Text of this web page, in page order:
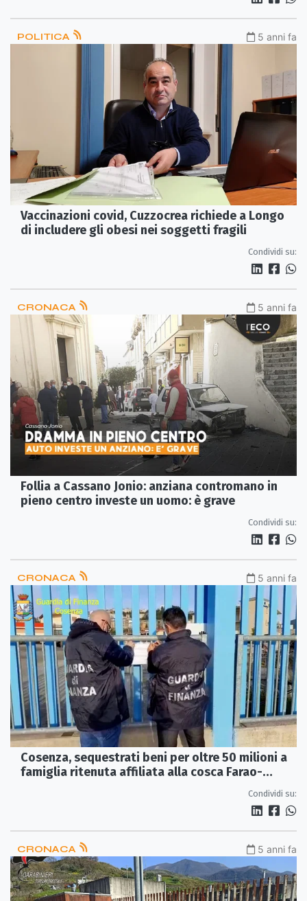
POLITICA 5 anni fa
Vaccinazioni covid, Cuzzocrea richiede a Longo
di includere gli obesi nei soggetti fragili
Condividi su:
CRONACA 5 anni fa
Follia a Cassano Jonio: anziana contromano in
pieno centro investe un uomo: è grave
Condividi su:
CRONACA 5 anni fa
Cosenza, sequestrati beni per oltre 50 milioni a
famiglia ritenuta affiliata alla cosca Farao-
Condividi su:
CRONACA 5 anni fa